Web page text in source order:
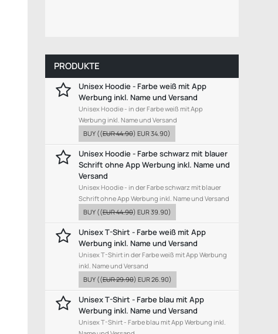
PRODUKTE
Unisex Hoodie - Farbe weiß mit App
Werbung inkl. Name und Versand
Unisex Hoodie - in der Farbe weiß mit App
Werbung inkl. Name und Versand
BUY ((EUR 44.90) EUR 34.90)
Unisex Hoodie - Farbe schwarz mit blauer
Schrift ohne App Werbung inkl. Name und
Versand
Unisex Hoodie - in der Farbe schwarz mit blauer
Schrift ohne App Werbung inkl. Name und Versand
BUY ((EUR 44.90) EUR 39.90)
Unisex T-Shirt - Farbe weiß mit App
Werbung inkl. Name und Versand
Unisex T-Shirt in der Farbe weiß mit App Werbung
inkl. Name und Versand
BUY ((EUR 29.90) EUR 26.90)
Unisex T-Shirt - Farbe blau mit App
Werbung inkl. Name und Versand
Unisex T-Shirt - Farbe blau mit App Werbung inkl.